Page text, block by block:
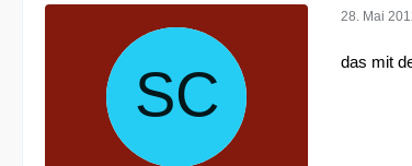
28. Mai
das mit